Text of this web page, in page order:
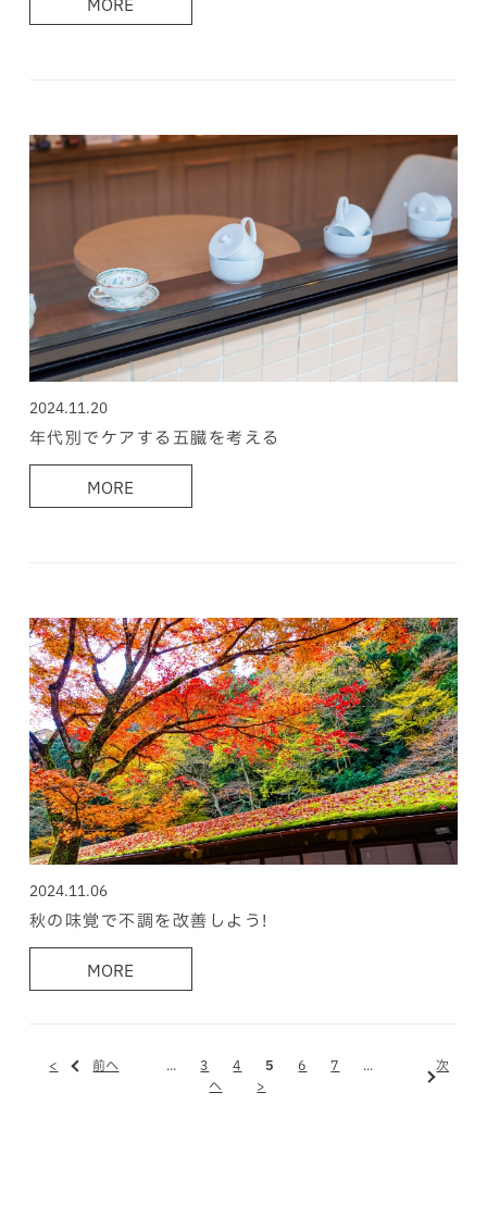
MORE
2024.11.20
年代別でケアする五臓を考える
MORE
2024.11.06
秋の味覚で不調を改善しよう!
MORE
< 前へ ... 3 4 5 6 7 ...
次
へ
>